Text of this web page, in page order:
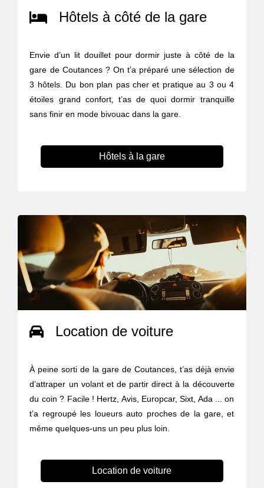
Hôtels à côté de la gare
Envie d’un lit douillet pour dormir juste à côté de la
gare de Coutances ? On t’a préparé une sélection de
3 hôtels. Du bon plan pas cher et pratique au 3 ou 4
étoiles grand confort, t’as de quoi dormir tranquille
sans finir en mode bivouac dans la gare.
Hôtels à la gare
Location de voiture
À peine sorti de la gare de Coutances, t’as déjà envie
d’attraper un volant et de partir direct à la découverte
du coin ? Facile ! Hertz, Avis, Europcar, Sixt, Ada ... on
t’a regroupé les loueurs auto proches de la gare, et
même quelques-uns un peu plus loin.
Location de voiture